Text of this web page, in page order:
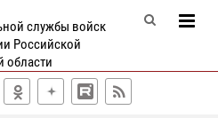
службы войск
Российской
области